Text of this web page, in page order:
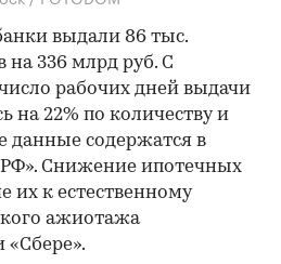
выдали 86 тыс.
на 336 млрд руб. С
рабочих дней выдачи
на 22% по количеству и
данные содержатся в
Снижение ипотечных
их к естественному
ажиотажа
«Сбере».